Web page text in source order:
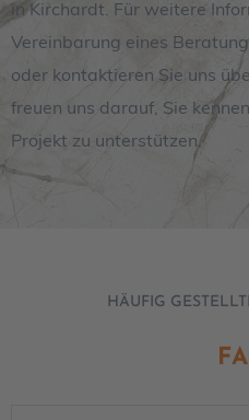
in Kirchardt. Für weitere
Vereinbarung eines
oder kontaktieren Sie uns
freuen uns darauf, Sie
Projekt zu unterstützen.
HÄUFIG